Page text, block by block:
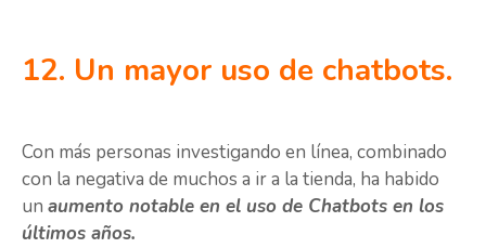
12. Un mayor uso de chatbots.
Con más personas investigando en línea, combinado
con la negativa de muchos a ir a la tienda, ha habido
un aumento notable en el uso de Chatbots en los
últimos años.